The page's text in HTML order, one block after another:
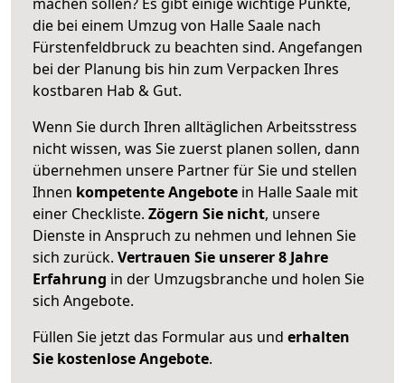
die bei einem Umzug von Halle Saale nach
Fürstenfeldbruck zu beachten sind. Angefangen
bei der Planung bis hin zum Verpacken Ihres
kostbaren Hab & Gut.
Wenn Sie durch Ihren alltäglichen Arbeitsstress
nicht wissen, was Sie zuerst planen sollen, dann
übernehmen unsere Partner für Sie und stellen
Ihnen kompetente Angebote in Halle Saale mit
einer Checkliste. Zögern Sie nicht, unsere
Dienste in Anspruch zu nehmen und lehnen Sie
sich zurück. Vertrauen Sie unserer 8 Jahre
Erfahrung in der Umzugsbranche und holen Sie
sich Angebote.
Füllen Sie jetzt das Formular aus und erhalten
Sie kostenlose Angebote.